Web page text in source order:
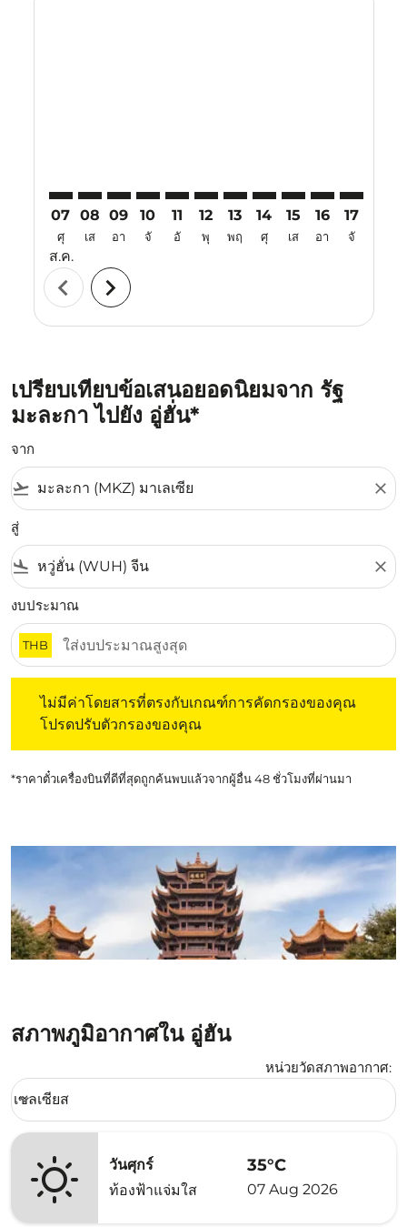
07
ศุ
ส.ค.
08
เส
09
อา
10
จั
11
อั
12
พุ
13
พฤ
14
ศุ
15
เส
16
อา
17
จั
chevron_left chevron_right
เปรียบเทียบข้อเสนอยอดนิยมจาก รัฐ
มะละกา ไปยัง อู่ฮั่น*
จาก
flight_takeoff close
สู่
flight_land close
งบประมาณ
THB
ไม่มีค่าโดยสารที่ตรงกับเกณฑ์การคัดกรองของคุณ
โปรดปรับตัวกรองของคุณ
*ราคาตั๋วเครื่องบินที่ดีที่สุดถูกค้นพบแล้วจากผู้อื่น 48 ชั่วโมงที่ผ่านมา
สภาพภูมิอากาศใน อู่ฮั่น
หน่วยวัดสภาพอากาศ:
Weather unit option เซลเซียส Selected
เซลเซียส
keyboard_arrow_down
วันศุกร์
ท้องฟ้าแจ่มใส
35°C
07 Aug 2026